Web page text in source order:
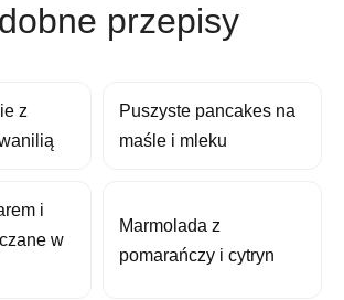
przepisy
z
Puszyste pancakes na
maśle i mleku
i
w
Marmolada z
pomarańczy i cytryn